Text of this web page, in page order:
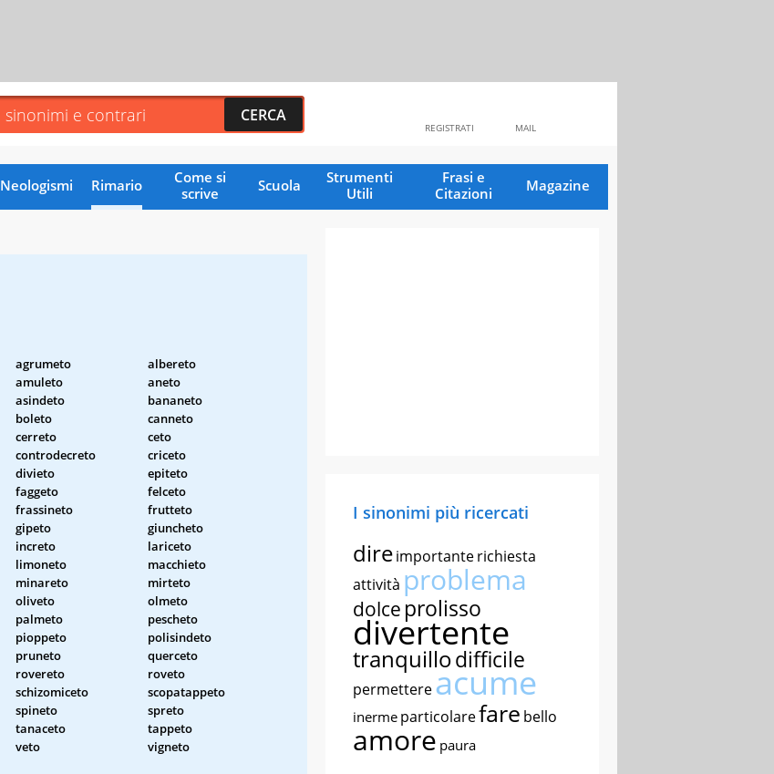
MAIL
REGISTRATI
Neologismi Rimario
Come si
scrive
Scuola
Strumenti
Utili
Frasi e
Citazioni
Magazine
agrumeto
albereto
amuleto
aneto
asindeto
bananeto
boleto
canneto
cerreto
ceto
controdecreto
criceto
divieto
epiteto
faggeto
felceto
frassineto
frutteto
gipeto
giuncheto
increto
lariceto
limoneto
macchieto
minareto
mirteto
oliveto
olmeto
palmeto
pescheto
pioppeto
polisindeto
pruneto
querceto
rovereto
roveto
schizomiceto
scopatappeto
spineto
spreto
tanaceto
tappeto
veto
vigneto
I sinonimi più ricercati
direimportanterichiesta
attività problema
dolce prolisso
divertente
tranquillodifficile
permettereacume
inerme particolarefare bello
amore paura